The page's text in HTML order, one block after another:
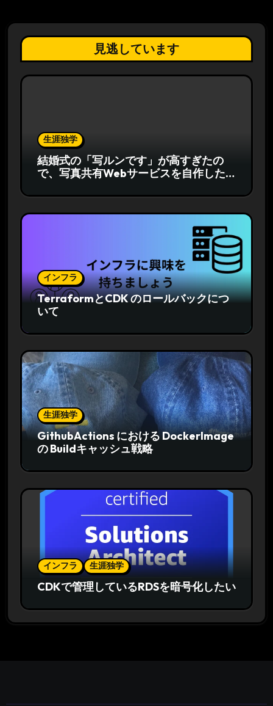
見逃しています
生涯独学
結婚式の「写ルンです」が高すぎたの
で、写真共有Webサービスを自作した
インフラ
TerraformとCDK のロールバックにつ
いて
生涯独学
GithubActions における DockerImage
の Buildキャッシュ戦略
インフラ 生涯独学
CDKで管理しているRDSを暗号化したい